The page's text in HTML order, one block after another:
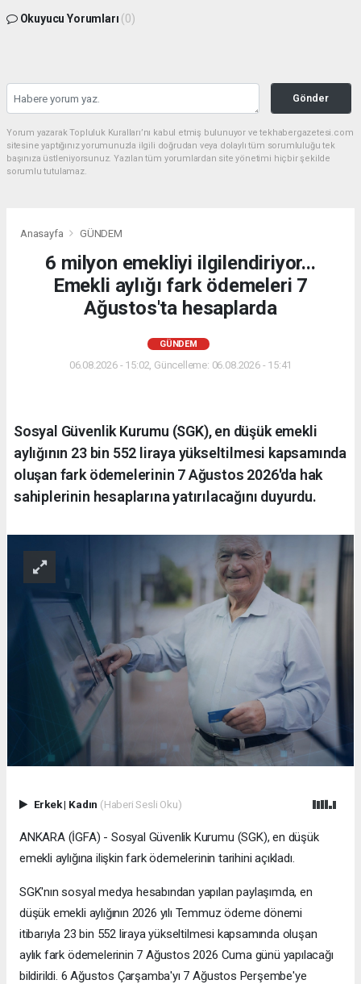
Okuyucu Yorumları (0)
Gönder
Yorum yazarak Topluluk Kuralları’nı kabul etmiş bulunuyor ve tekhabergazetesi.com
sitesine yaptığınız yorumunuzla ilgili doğrudan veya dolaylı tüm sorumluluğu tek
başınıza üstleniyorsunuz. Yazılan tüm yorumlardan site yönetimi hiçbir şekilde
sorumlu tutulamaz.
Anasayfa GÜNDEM
6 milyon emekliyi ilgilendiriyor...
Emekli aylığı fark ödemeleri 7
Ağustos'ta hesaplarda
GÜNDEM
06.08.2026 - 15:02, Güncelleme: 06.08.2026 - 15:41
Sosyal Güvenlik Kurumu (SGK), en düşük emekli
aylığının 23 bin 552 liraya yükseltilmesi kapsamında
oluşan fark ödemelerinin 7 Ağustos 2026'da hak
sahiplerinin hesaplarına yatırılacağını duyurdu.
Erkek| Kadın (Haberi Sesli Oku)
ANKARA (İGFA) - Sosyal Güvenlik Kurumu (SGK), en düşük
emekli aylığına ilişkin fark ödemelerinin tarihini açıkladı.
SGK'nın sosyal medya hesabından yapılan paylaşımda, en
düşük emekli aylığının 2026 yılı Temmuz ödeme dönemi
itibarıyla 23 bin 552 liraya yükseltilmesi kapsamında oluşan
aylık fark ödemelerinin 7 Ağustos 2026 Cuma günü yapılacağı
bildirildi. 6 Ağustos Çarşamba'yı 7 Ağustos Perşembe'ye